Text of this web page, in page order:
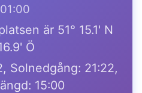
är 51° 15.1' N
Ö
Solnedgång: 21:22,
15:00